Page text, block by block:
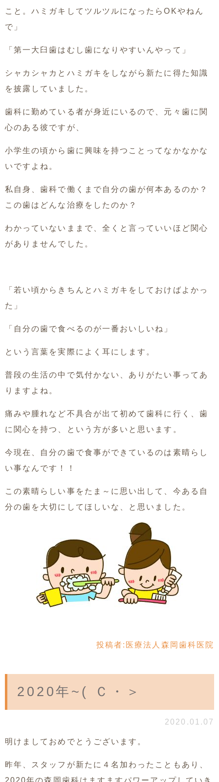
こと。ハミガキしてツルツルになったらOKやねん
で」
「第一大臼歯はむし歯になりやすいんやって」
シャカシャカとハミガキをしながら新たに得た知識
を披露していました。
歯科に勤めている者が身近にいるので、元々歯に関
心のある彼ですが、
小学生の頃から歯に興味を持つことってなかなかな
いですよね。
私自身、歯科で働くまで自分の歯が何本あるのか？
この歯はどんな治療をしたのか？
わかっていないままで、全くと言っていいほど関心
がありませんでした。
「若い頃からきちんとハミガキをしておけばよかっ
た」
「自分の歯で食べるのが一番おいしいね」
という言葉を実際によく耳にします。
普段の生活の中で気付かない、ありがたい事ってあ
りますよね。
痛みや腫れなど不具合が出て初めて歯科に行く、歯
に関心を持つ、という方が多いと思います。
今現在、自分の歯で食事ができているのは素晴らし
い事なんです！！
この素晴らしい事をたま～に思い出して、今ある自
分の歯を大切にしてほしいな、と思いました。
投稿者: 医療法人森岡歯科医院
2020年~( Ｃ・＞
2020.01.07
明けましておめでとうございます。
昨年、スタッフが新たに４名加わったこともあり、
2020年の森岡歯科はますますパワーアップしていき